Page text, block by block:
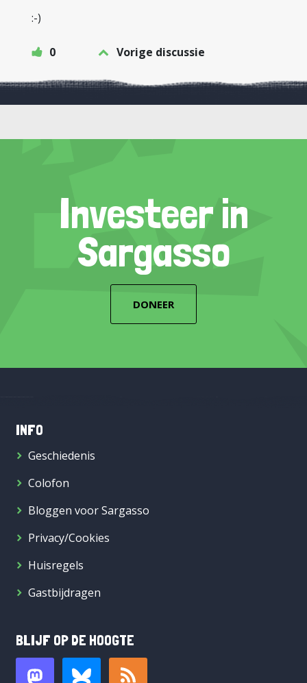
:-)
0 Vorige discussie
Investeer in
Sargasso
DONEER
INFO
Geschiedenis
Colofon
Bloggen voor Sargasso
Privacy/Cookies
Huisregels
Gastbijdragen
BLIJF OP DE HOOGTE